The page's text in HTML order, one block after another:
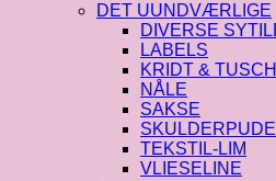
DET UUNDVÆRLIGE
DIVERSE
LABELS
KRIDT & TUSCH
NÅLE
SAKSE
TEKSTIL-LIM
VLIESELINE